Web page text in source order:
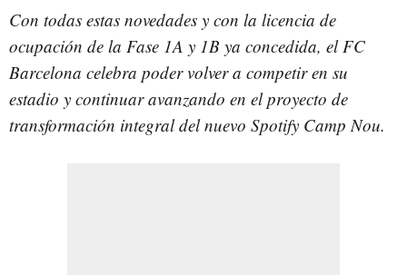
Con todas estas novedades y con la licencia de
ocupación de la Fase 1A y 1B ya concedida, el FC
Barcelona celebra poder volver a competir en su
estadio y continuar avanzando en el proyecto de
transformación integral del nuevo Spotify Camp Nou.